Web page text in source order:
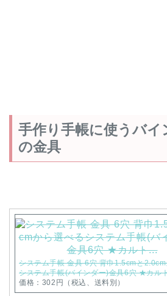
手作り手帳に使うバイ
の金具
システム手帳 金具 6穴 背巾1.5cmと
システム手帳(バインダー)金具6穴 ★カル
価格：302円（税込、送料別）